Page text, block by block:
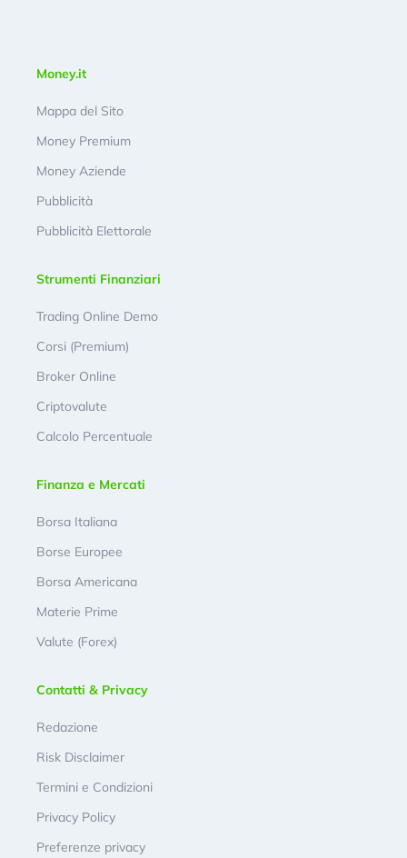
Money.it
Mappa del Sito
Money Premium
Money Aziende
Pubblicità
Pubblicità Elettorale
Strumenti Finanziari
Trading Online Demo
Corsi (Premium)
Broker Online
Criptovalute
Calcolo Percentuale
Finanza e Mercati
Borsa Italiana
Borse Europee
Borsa Americana
Materie Prime
Valute (Forex)
Contatti & Privacy
Redazione
Risk Disclaimer
Termini e Condizioni
Privacy Policy
Preferenze privacy